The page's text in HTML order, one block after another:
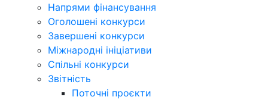
Напрями фінансування
Оголошені конкурси
Завершені конкурси
Міжнародні ініціативи
Спільні конкурси
Звітність
Поточні проєкти